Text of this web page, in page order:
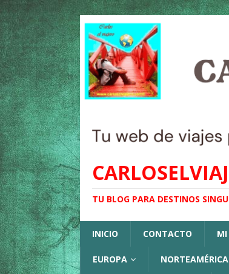
TU BLOG PARA DESTINOS
INICIO CONTACTO MI
EUROPA NORTEAMÉRICA